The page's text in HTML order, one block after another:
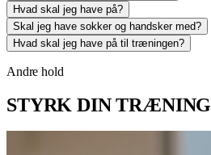
Hvad skal jeg have på?
Skal jeg have sokker og handsker med?
Hvad skal jeg have på til træningen?
Andre hold
STYRK DIN TRÆNING